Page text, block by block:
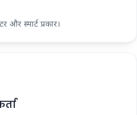
और स्मार्ट प्रकार।